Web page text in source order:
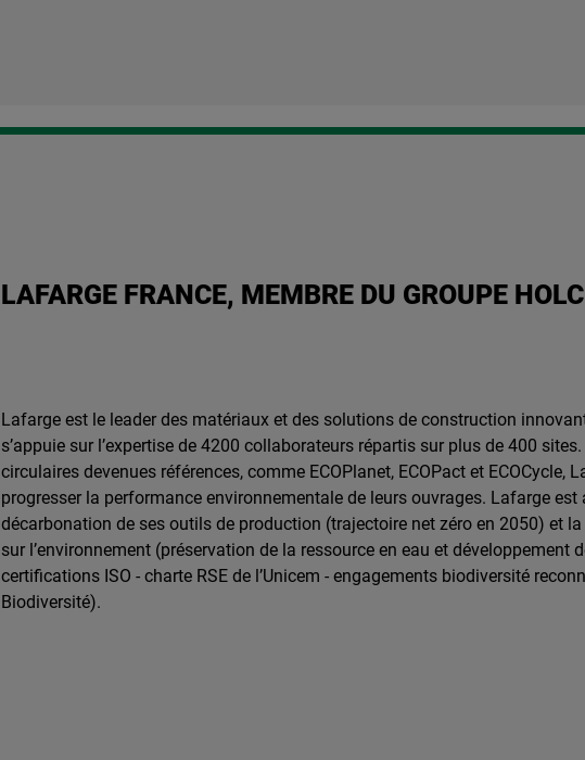
LAFARGE FRANCE, MEMBRE DU GROUPE
Lafarge est le leader des matériaux et des solutions de construction
s’appuie sur l’expertise de 4200 collaborateurs répartis sur plus de 400
circulaires devenues références, comme ECOPlanet, ECOPact et
progresser la performance environnementale de leurs ouvrages. Lafarge
décarbonation de ses outils de production (trajectoire net zéro en 2050) et
sur l’environnement (préservation de la ressource en eau et développement
certifications ISO - charte RSE de l’Unicem - engagements biodiversité
Biodiversité).